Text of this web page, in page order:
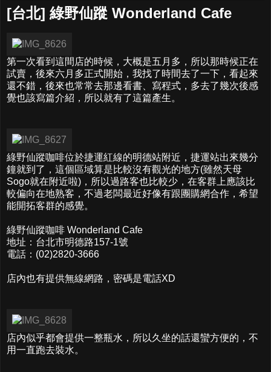
[台北] 綠野仙蹤 Wonderland Cafe
第一次看到這間店的時候，大概是五月多，所以那時候正在
試賣，後來六月多正式開始，我找了時間去了一下，看起來
還不錯，後來也常常去那邊看書、寫程式，多去了幾次後感
覺也該寫篇介紹，所以就有了這篇產生。
綠野仙蹤咖啡位於捷運紅線的明德站附近，捷運站出來幾分
鐘就到了，這個區域算是比較沒有觀光的地方(雖然天母
Sogo就在附近啦)，所以過路客也比較少，在客群上應該比
較偏向在地熟客，不過老闆最近好像有跟團購網合作，希望
能開拓客群的感覺。
綠野仙蹤咖啡 Wonderland Cafe
地址：台北市明德路157-1號
電話：(02)2820-3666
店內也有提供無線網路，密碼是電話XD
店內似乎都會提供一整瓶水，所以久坐的話還蠻方便的，不
用一直跑去裝水。